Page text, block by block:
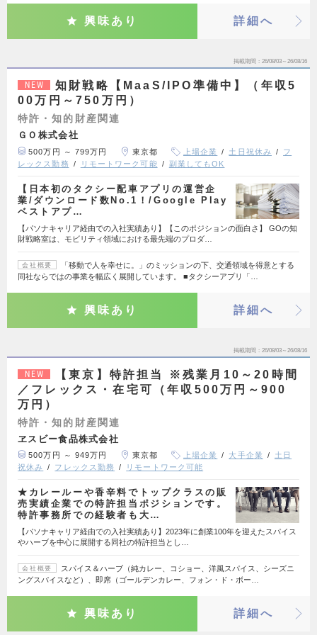
興味あり 詳細へ
掲載期間 26/08/03～26/08/16
NEW
知財戦略【MaaS/IPO準備中】（年収5
00万円～750万円）
特許・知的財産関連
ＧＯ株式会社
500万円 ～ 799万円 東京都 上場企業 土日祝休み
フ
レックス勤務
リモートワーク可能 副業してもOK
【日本初のタクシー配車アプリの運営企
業/ダウンロード数No.1！/Google Play
ベストアプ…
【パソナキャリア経由での入社実績あり】【このポジションの面白さ】 GOの知
財戦略室は、モビリティ領域における最先端のプロダ…
会社概要
「移動で人を幸せに。」のミッションの下、交通領域を得意とする
同社ならではの事業を幅広く展開しています。 ■タクシーアプリ「…
興味あり 詳細へ
掲載期間 26/08/03～26/08/16
NEW
【東京】特許担当 ※残業月10～20時間
／フレックス・在宅可（年収500万円～900
万円）
特許・知的財産関連
ヱスビー食品株式会社
500万円 ～ 949万円 東京都 上場企業 大手企業
土日
祝休み
フレックス勤務 リモートワーク可能
★カレールーや香辛料でトップクラスの販
売実績企業での特許担当ポジションです。
特許事務所での経験者も大…
【パソナキャリア経由での入社実績あり】2023年に創業100年を迎えたスパイス
やハーブを中心に展開する同社の特許担当とし…
会社概要
スパイス＆ハーブ（純カレー、コショー、洋風スパイス、シーズニ
ングスパイスなど）、即席（ゴールデンカレー、フォン・ド・ボー…
興味あり 詳細へ